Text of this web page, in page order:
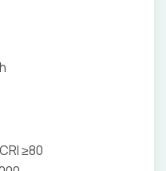
≥80